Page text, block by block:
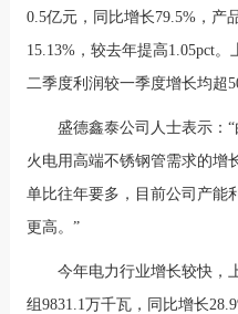
0.5亿元，同比增长79.5%，产
15.13%，较去年提高1.05pct。
二季度利润较一季度增长均超
盛德鑫泰公司人士表示：
火电用高端不锈钢管需求的增
单比往年要多，目前公司产能
更高。”
今年电力行业增长较快，
组9831.1万千瓦，同比增长